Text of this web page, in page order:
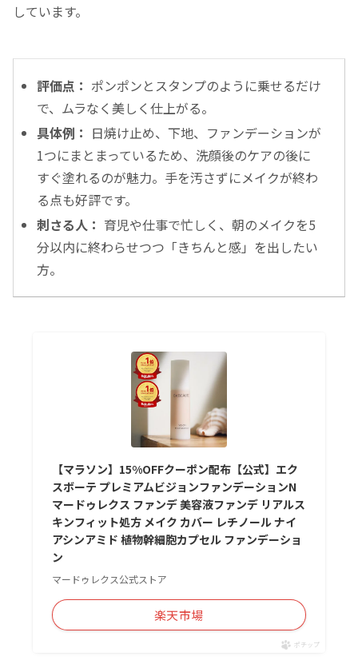
しています。
評価点： ポンポンとスタンプのように乗せるだけ
で、ムラなく美しく仕上がる。
具体例： 日焼け止め、下地、ファンデーションが
1つにまとまっているため、洗顔後のケアの後に
すぐ塗れるのが魅力。手を汚さずにメイクが終わ
る点も好評です。
刺さる人： 育児や仕事で忙しく、朝のメイクを5
分以内に終わらせつつ「きちんと感」を出したい
方。
【マラソン】15%OFFクーポン配布【公式】エク
スボーテ プレミアムビジョンファンデーションN
マードゥレクス ファンデ 美容液ファンデ リアルス
キンフィット処方 メイク カバー レチノール ナイ
アシンアミド 植物幹細胞カプセル ファンデーショ
ン
マードゥレクス公式ストア
楽天市場
ポチップ